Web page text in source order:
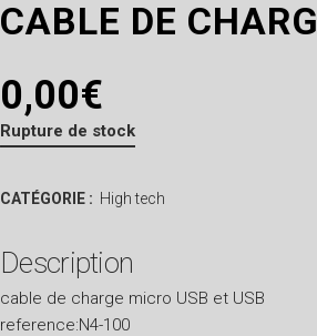
CABLE DE
0,00€
Rupture de stock
CATÉGORIE : High tech
Description
cable de charge micro USB et USB
reference:N4-100